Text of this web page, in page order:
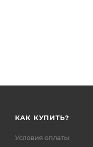
КАК КУПИТЬ?
Условия оплаты